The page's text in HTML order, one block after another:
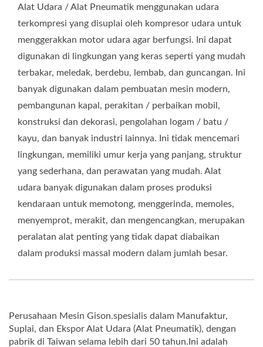
Alat Udara / Alat Pneumatik menggunakan udara
terkompresi yang disuplai oleh kompresor udara untuk
menggerakkan motor udara agar berfungsi. Ini dapat
digunakan di lingkungan yang keras seperti yang mudah
terbakar, meledak, berdebu, lembab, dan guncangan. Ini
banyak digunakan dalam pembuatan mesin modern,
pembangunan kapal, perakitan / perbaikan mobil,
konstruksi dan dekorasi, pengolahan logam / batu /
kayu, dan banyak industri lainnya. Ini tidak mencemari
lingkungan, memiliki umur kerja yang panjang, struktur
yang sederhana, dan perawatan yang mudah. Alat
udara banyak digunakan dalam proses produksi
kendaraan untuk memotong, menggerinda, memoles,
menyemprot, merakit, dan mengencangkan, merupakan
peralatan alat penting yang tidak dapat diabaikan
dalam produksi massal modern dalam jumlah besar.
Perusahaan Mesin Gison.spesialis dalam Manufaktur,
Suplai, dan Ekspor Alat Udara (Alat Pneumatik), dengan
pabrik di Taiwan selama lebih dari 50 tahun.Ini adalah